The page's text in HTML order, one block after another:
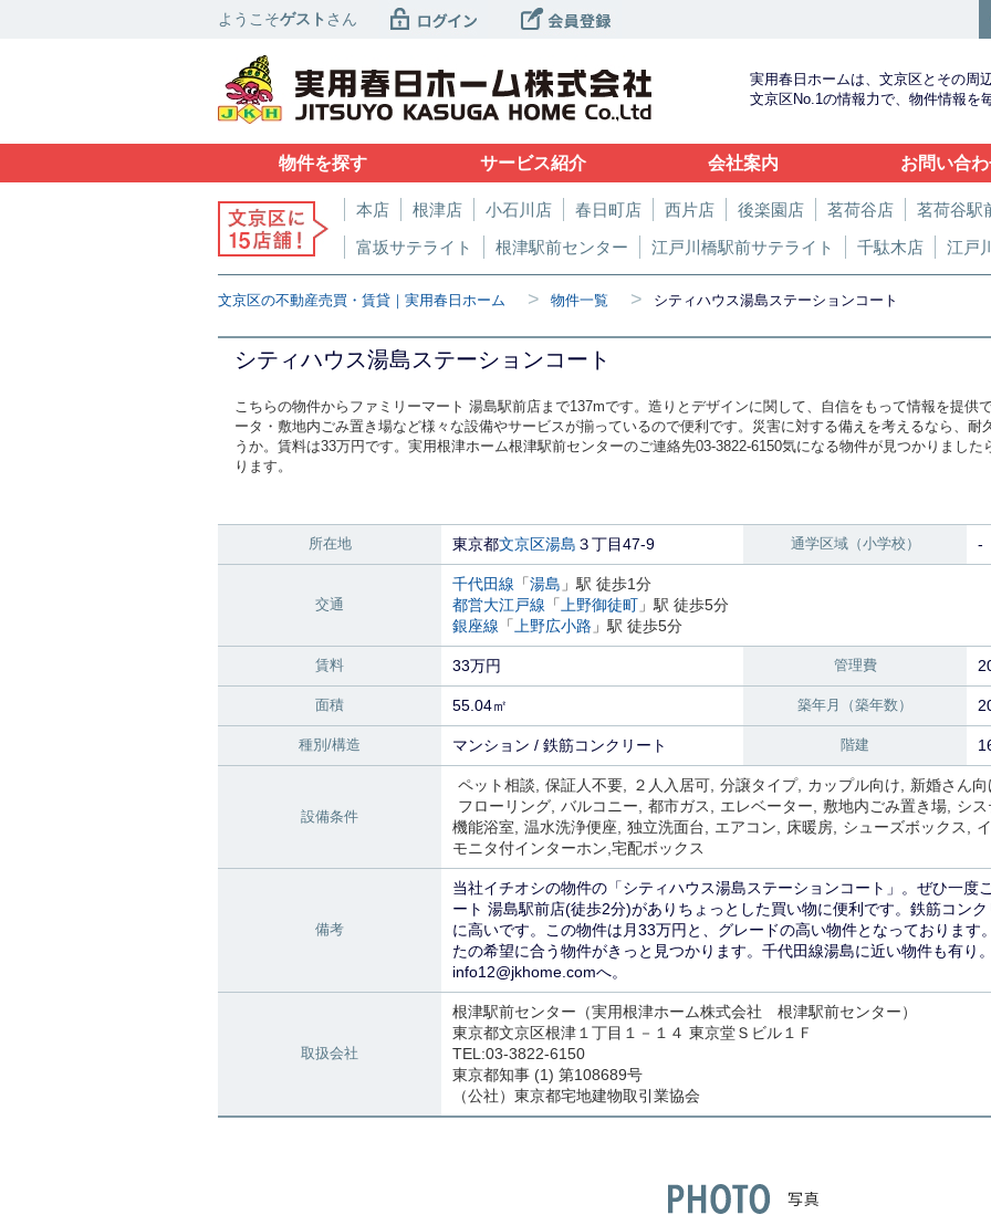
ようこそゲスト さん
実用春日ホームは、文京区とその周
文京区No.1の情報力で、物件情報を
物件を探す サービス紹介 会社案内 お問い合
本店 根津店 小石川店 春日町店 西片店 後楽園店 茗荷谷店 茗荷谷駅
富坂サテライト
根津駅前センター 江戸川橋駅前サテライト 千駄木店 江戸
文京区の不動産売買・賃貸｜実用春日ホーム > 物件一覧 > シティハウス湯島ステーションコート
シティハウス湯島ステーションコート
こちらの物件からファミリーマート 湯島駅前店まで137mです。造りとデザインに関して、自信をもって情報を提供
ータ・敷地内ごみ置き場など様々な設備やサービスが揃っているので便利です。災害に対する備えを考えるなら、耐
うか。賃料は33万円です。実用根津ホーム根津駅前センターのご連絡先03-3822-6150気になる物件が見つかりまし
ります。
所在地 東京都文京区湯島 ３丁目47-9 通学区域（小学校） -
交通
千代田線 「湯島 」駅 徒歩1分
都営大江戸線 「 上野御徒町 」駅 徒歩5分
銀座線 「 上野広小路 」駅 徒歩5分
賃料 33万円 管理費
面積 55.04㎡ 築年月（築年数）
種別/構造 マンション / 鉄筋コンクリート 階建
設備条件
ペット相談 保証人不要 ２人入居可 分譲タイプ カップル向け 新婚さん向
フローリング バルコニー 都市ガス エレベーター 敷地内ごみ置き場 シ
機能浴室
温水洗浄便座 独立洗面台 エアコン 床暖房 シューズボックス
モニタ付インターホン 宅配ボックス
備考
当社イチオシの物件の「シティハウス湯島ステーションコート」。ぜひ一度
ート 湯島駅前店(徒歩2分)がありちょっとした買い物に便利です。鉄筋コン
に高いです。この物件は月33万円と、グレードの高い物件となっております
たの希望に合う物件がきっと見つかります。千代田線湯島に近い物件も有り
info12@jkhome.comへ。
取扱会社
根津駅前センター（実用根津ホーム株式会社 根津駅前センター）
東京都文京区根津１丁目１－１４ 東京堂Ｓビル１Ｆ
TEL:03-3822-6150
東京都知事 (1) 第108689号
（公社）東京都宅地建物取引業協会